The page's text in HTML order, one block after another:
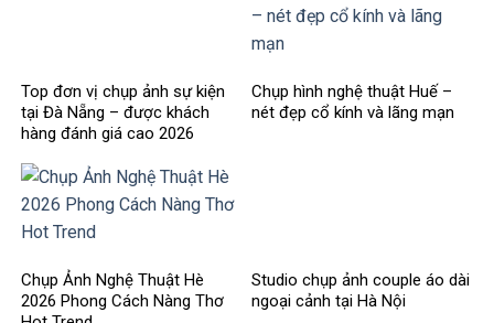
Top đơn vị chụp ảnh sự kiện
tại Đà Nẵng – được khách
hàng đánh giá cao 2026
Chụp hình nghệ thuật Huế –
nét đẹp cổ kính và lãng mạn
Chụp Ảnh Nghệ Thuật Hè
2026 Phong Cách Nàng Thơ
Studio chụp ảnh couple áo dài
ngoại cảnh tại Hà Nội